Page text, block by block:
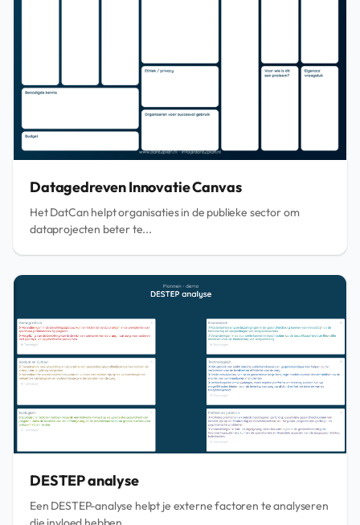
Datagedreven Innovatie Canvas
Het DatCan helpt organisaties in de publieke sector om
dataprojecten beter te...
DESTEP analyse
Een DESTEP-analyse helpt je externe factoren te analyseren